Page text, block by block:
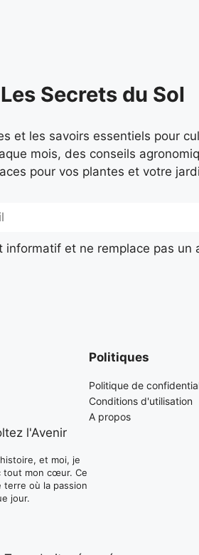
Les Secrets du Sol
et les savoirs essentiels pour
mois, des conseils
pour vos plantes et votre
informatif et ne remplace pas un
l'Avenir
et moi, je
tout mon cœur. Ce
terre où la passion
jour.
Politiques
Politique de
Conditions d'utilisation
A propos